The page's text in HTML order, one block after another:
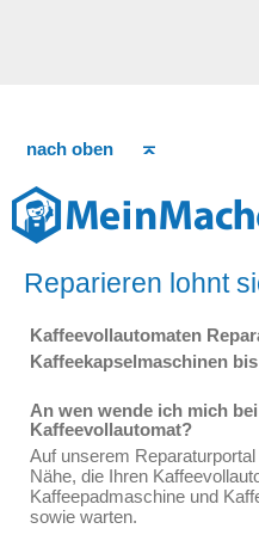
nach oben
Reparieren lohnt
Kaffeevollautomaten
Kaffeekapselmaschinen
An wen wende ich mich
Kaffeevollautomat?
Auf unserem
Nähe, die Ihren
Kaffeepadmaschine und
sowie warten.